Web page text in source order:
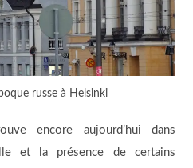
russe à Helsinki
encore aujourd’hui dans
et la présence de certains